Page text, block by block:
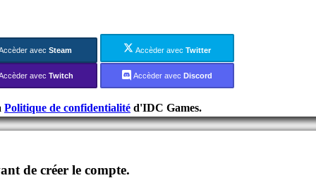
avec Steam Accèder avecTwitter
avec Twitch Accèder avec Discord
Politique de confidentialité d'IDC Games.
de créer le compte.